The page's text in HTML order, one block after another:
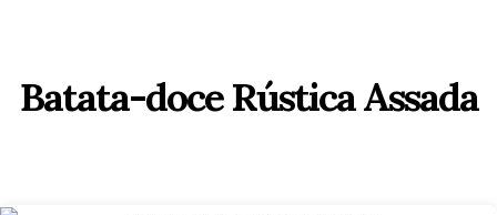
Batata-doce Rústica Assada